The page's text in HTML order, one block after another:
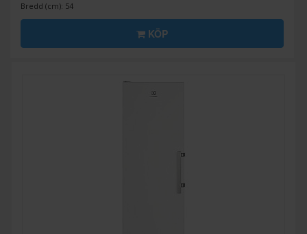
Bredd (cm): 54
KÖP